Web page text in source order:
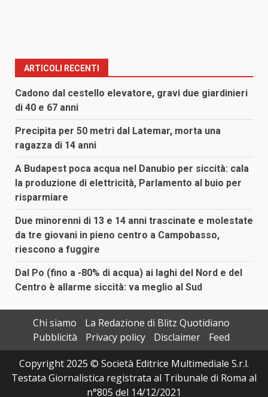
ARTICOLI RECENTI
Cadono dal cestello elevatore, gravi due giardinieri
di 40 e 67 anni
Precipita per 50 metri dal Latemar, morta una
ragazza di 14 anni
A Budapest poca acqua nel Danubio per siccità: cala
la produzione di elettricità, Parlamento al buio per
risparmiare
Due minorenni di 13 e 14 anni trascinate e molestate
da tre giovani in pieno centro a Campobasso,
riescono a fuggire
Dal Po (fino a -80% di acqua) ai laghi del Nord e del
Centro è allarme siccità: va meglio al Sud
Chi siamo
La Redazione di Blitz Quotidiano
Pubblicità
Privacy policy Disclaimer
Feed
Copyright 2025 © Società Editrice Multimediale S.r.l.
Testata Giornalistica registrata al Tribunale di Roma al
n°805 del 14/12/2021